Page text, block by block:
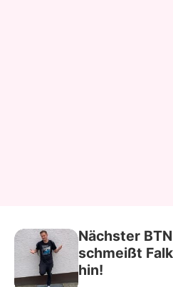
Nächster
schmeißt
hin!